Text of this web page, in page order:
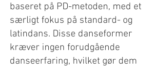
baseret på PD-metoden, med et
særligt fokus på standard- og
latindans. Disse danseformer
kræver ingen forudgående
danseerfaring, hvilket gør dem